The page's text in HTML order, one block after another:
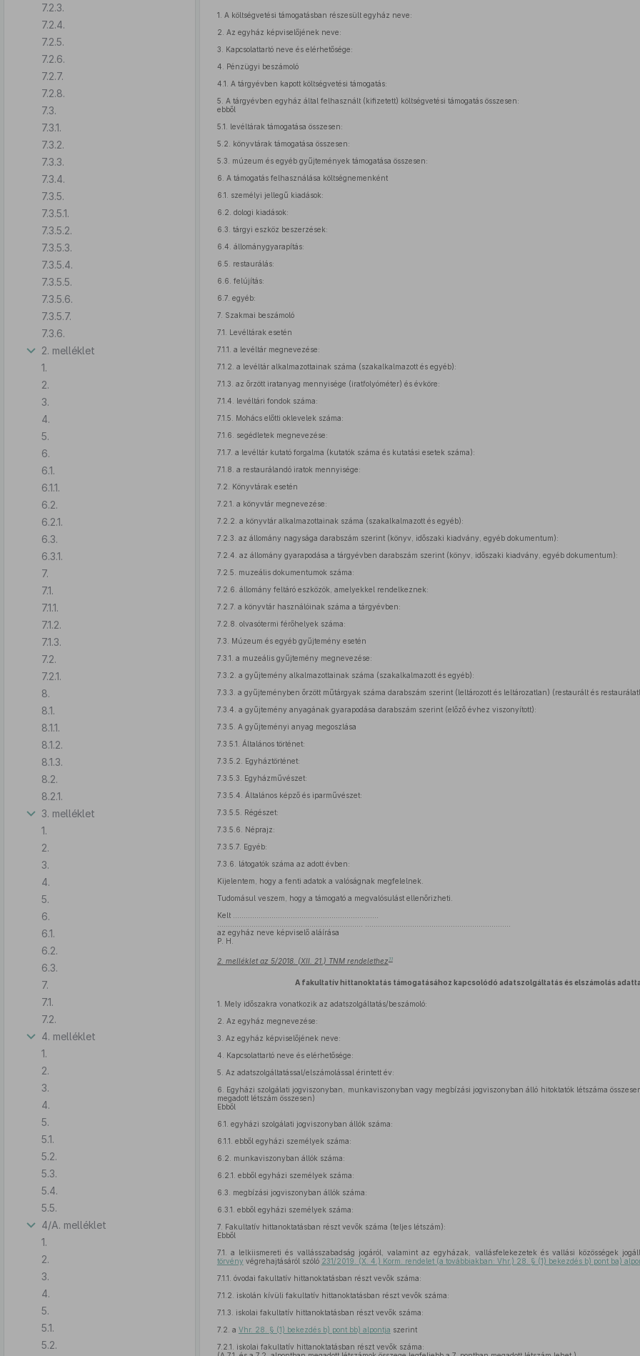
7.2.3.
7.2.4.
7.2.5.
7.2.6.
7.2.7.
7.2.8.
7.3.
7.3.1.
7.3.2.
7.3.3.
7.3.4.
7.3.5.
7.3.5.1.
7.3.5.2.
7.3.5.3.
7.3.5.4.
7.3.5.5.
7.3.5.6.
7.3.5.7.
7.3.6.
2. melléklet
1.
2.
3.
4.
5.
6.
6.1.
6.1.1.
6.2.
6.2.1.
6.3.
6.3.1.
7.
7.1.
7.1.1.
7.1.2.
7.1.3.
7.2.
7.2.1.
8.
8.1.
8.1.1.
8.1.2.
8.1.3.
8.2.
8.2.1.
3. melléklet
1.
2.
3.
4.
5.
6.
6.1.
6.2.
6.3.
7.
7.1.
7.2.
4. melléklet
1.
2.
3.
4.
5.
5.1.
5.2.
5.3.
5.4.
5.5.
4/A. melléklet
1.
2.
3.
4.
5.
5.1.
5.2.
1. A költségvetési támogatásban részesült egyház neve:
2. Az egyház képviselőjének neve:
3.
Kapcsolattartó neve és elérhetősége:
4.
Pénzügyi beszámoló
4.1. A tárgyévben kapott költségvetési támogatás:
5. A tárgyévben egyház által felhasznált (kifizetett) költségvetési támogatás összesen:
ebből
5.1.
levéltárak támogatása összesen:
5.2.
könyvtárak támogatása összesen:
5.3.
múzeum és egyéb gyűjtemények támogatása összesen:
6. A támogatás felhasználása költségnemenként
6.1.
személyi jellegű kiadások:
6.2. dologi kiadások:
6.3. tárgyi eszköz beszerzések:
6.4. állománygyarapítás:
6.5.
restaurálás:
6.6. felújítás:
6.7. egyéb:
7. Szakmai beszámoló
7.1.
Levéltárak esetén
7.1.1. a levéltár megnevezése:
7.1.2. a levéltár alkalmazottainak száma (szakalkalmazott és egyéb):
7.1.3. az őrzött iratanyag mennyisége (iratfolyóméter) és évköre:
7.1.4.
levéltári fondok száma:
7.1.5.
Mohács előtti oklevelek száma:
7.1.6.
segédletek megnevezése:
7.1.7. a levéltár kutató forgalma (kutatók száma és kutatási esetek száma):
7.1.8. a restaurálandó iratok mennyisége:
7.2.
Könyvtárak esetén
7.2.1. a könyvtár megnevezése:
7.2.2. a könyvtár alkalmazottainak száma (szakalkalmazott és egyéb):
7.2.3. az állomány nagysága darabszám szerint (könyv, időszaki kiadvány, egyéb dokumentum):
7.2.4. az állomány gyarapodása a tárgyévben darabszám szerint (könyv, időszaki kiadvány, egyéb dokumentum):
7.2.5.
muzeális dokumentumok száma:
7.2.6. állomány feltáró eszközök, amelyekkel rendelkeznek:
7.2.7. a könyvtár használóinak száma a tárgyévben:
7.2.8. olvasótermi férőhelyek száma:
7.3.
Múzeum és egyéb gyűjtemény esetén
7.3.1. a muzeális gyűjtemény megnevezése:
7.3.2. a gyűjtemény alkalmazottainak száma (szakalkalmazott és egyéb):
7.3.3. a gyűjteményben őrzött műtárgyak száma darabszám szerint (leltározott és leltározatlan) (restaurált és
7.3.4. a gyűjtemény anyagának gyarapodása darabszám szerint (előző évhez viszonyított):
7.3.5. A gyűjteményi anyag megoszlása
7.3.5.1. Általános történet:
7.3.5.2.
Egyháztörténet:
7.3.5.3.
Egyházművészet:
7.3.5.4. Általános képző és iparművészet:
7.3.5.5.
Régészet:
7.3.5.6.
Néprajz:
7.3.5.7. Egyéb:
7.3.6.
látogatók száma az adott évben:
Kijelentem, hogy a fenti adatok a valóságnak megfelelnek.
Tudomásul veszem, hogy a támogató a megvalósulást ellenőrizheti.
Kelt ....................................................................
az egyház neve képviselő aláírása
P. H.
2. melléklet az 5/2018. (XII. 21.) TNM rendelethez 11
A fakultatív hittanoktatás támogatásához kapcsolódó adatszolgáltatás és elszámolás
1.
Mely időszakra vonatkozik az adatszolgáltatás/beszámoló:
2. Az egyház megnevezése:
3. Az egyház képviselőjének neve:
4.
Kapcsolattartó neve és elérhetősége:
5. Az adatszolgáltatással/elszámolással érintett év:
6.
Egyházi szolgálati jogviszonyban, munkaviszonyban vagy megbízási jogviszonyban álló hitoktatók létszáma
megadott létszám összesen)
Ebből
6.1. egyházi szolgálati jogviszonyban állók száma:
6.1.1. ebből egyházi személyek száma:
6.2.
munkaviszonyban állók száma:
6.2.1. ebből egyházi személyek száma:
6.3.
megbízási jogviszonyban állók száma:
6.3.1. ebből egyházi személyek száma:
7. Fakultatív hittanoktatásban részt vevők száma (teljes létszám):
Ebből
7.1.
a lelkiismereti és vallásszabadság jogáról, valamint az egyházak, vallásfelekezetek és vallási közösségek
törvény végrehajtásáról szóló 231/2019. (X. 4.) Korm. rendelet (a továbbiakban: Vhr.) 28. § (1) bekezdés b) pont ba)
7.1.1. óvodai fakultatív hittanoktatásban részt vevők száma:
7.1.2.
iskolán kívüli fakultatív hittanoktatásban részt vevők száma:
7.1.3.
iskolai fakultatív hittanoktatásban részt vevők száma:
7.2. a Vhr. 28. § (1) bekezdés b) pont bb) alpontja szerint
7.2.1.
iskolai fakultatív hittanoktatásban részt vevők száma: